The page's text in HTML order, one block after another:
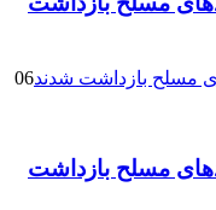
06
و ۴ عضو باند‌های مسلح بازداشت